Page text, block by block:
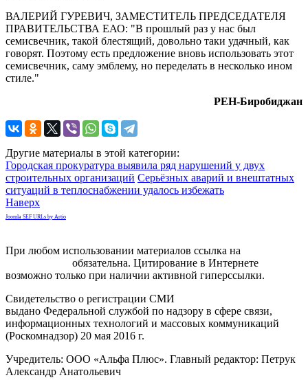
ВАЛЕРИЙ ГУРЕВИЧ, ЗАМЕСТИТЕЛЬ ПРЕДСЕДАТЕЛЯ
ПРАВИТЕЛЬСТВА ЕАО: "В прошлый раз у нас был
семисвечник, такой блестящий, довольно таки удачный, как
говорят. Поэтому есть предложение вновь использовать этот
семисвечник, саму эмблему, но переделать в несколько ином
стиле."
РЕН-Биробиджан
Другие материалы в этой категории:
Городская прокуратура выявила ряд нарушений у двух
строительных организаций Серьёзных аварий и внештатных
ситуаций в теплоснабжении удалось избежать
Наверх
Joomla SEF URLs by Artio
При любом использовании материалов ссылка на
обязательна. Цитирование в Интернете
возможно только при наличии активной гиперссылки.
Свидетельство о регистрации СМИ
выдано Федеральной службой по надзору в сфере связи,
информационных технологий и массовых коммуникаций
(Роскомнадзор) 20 мая 2016 г.
Учредитель: ООО «Альфа Плюс». Главный редактор: Петрук
Александр Анатольевич